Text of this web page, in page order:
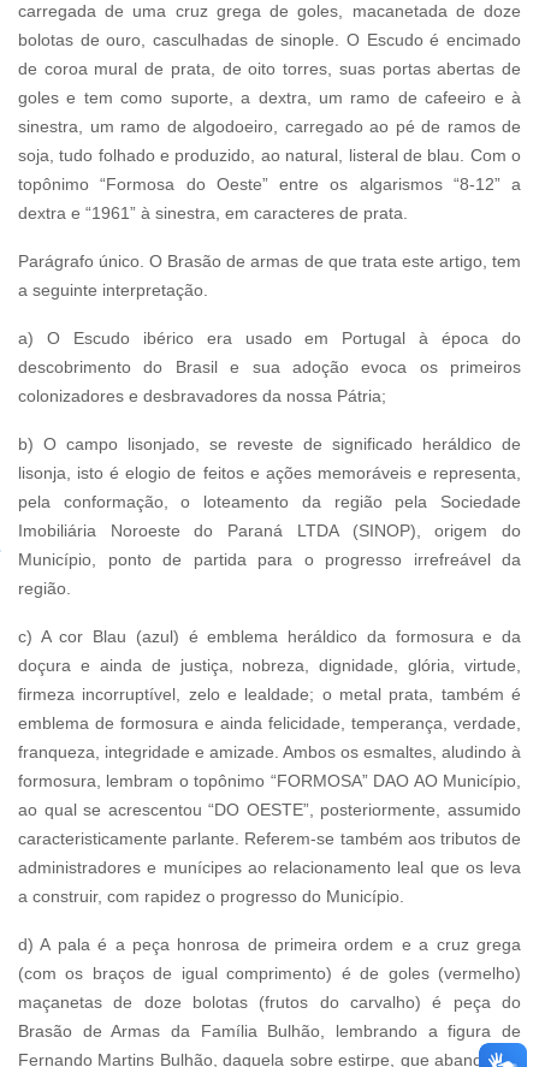
carregada de uma cruz grega de goles, macanetada de doze
bolotas de ouro, casculhadas de sinople. O Escudo é encimado
de coroa mural de prata, de oito torres, suas portas abertas de
goles e tem como suporte, a dextra, um ramo de cafeeiro e à
sinestra, um ramo de algodoeiro, carregado ao pé de ramos de
soja, tudo folhado e produzido, ao natural, listeral de blau. Com o
topônimo “Formosa do Oeste” entre os algarismos “8-12” a
dextra e “1961” à sinestra, em caracteres de prata.
Parágrafo único. O Brasão de armas de que trata este artigo, tem
a seguinte interpretação.
a) O Escudo ibérico era usado em Portugal à época do
descobrimento do Brasil e sua adoção evoca os primeiros
colonizadores e desbravadores da nossa Pátria;
b) O campo lisonjado, se reveste de significado heráldico de
lisonja, isto é elogio de feitos e ações memoráveis e representa,
pela conformação, o loteamento da região pela Sociedade
Imobiliária Noroeste do Paraná LTDA (SINOP), origem do
Município, ponto de partida para o progresso irrefreável da
região.
c) A cor Blau (azul) é emblema heráldico da formosura e da
doçura e ainda de justiça, nobreza, dignidade, glória, virtude,
firmeza incorruptível, zelo e lealdade; o metal prata, também é
emblema de formosura e ainda felicidade, temperança, verdade,
franqueza, integridade e amizade. Ambos os esmaltes, aludindo à
formosura, lembram o topônimo “FORMOSA” DAO AO Município,
ao qual se acrescentou “DO OESTE”, posteriormente, assumido
caracteristicamente parlante. Referem-se também aos tributos de
administradores e munícipes ao relacionamento leal que os leva
a construir, com rapidez o progresso do Município.
d) A pala é a peça honrosa de primeira ordem e a cruz grega
(com os braços de igual comprimento) é de goles (vermelho)
maçanetas de doze bolotas (frutos do carvalho) é peça do
Brasão de Armas da Família Bulhão, lembrando a figura de
Fernando Martins Bulhão, daquela sobre estirpe, que abandonou